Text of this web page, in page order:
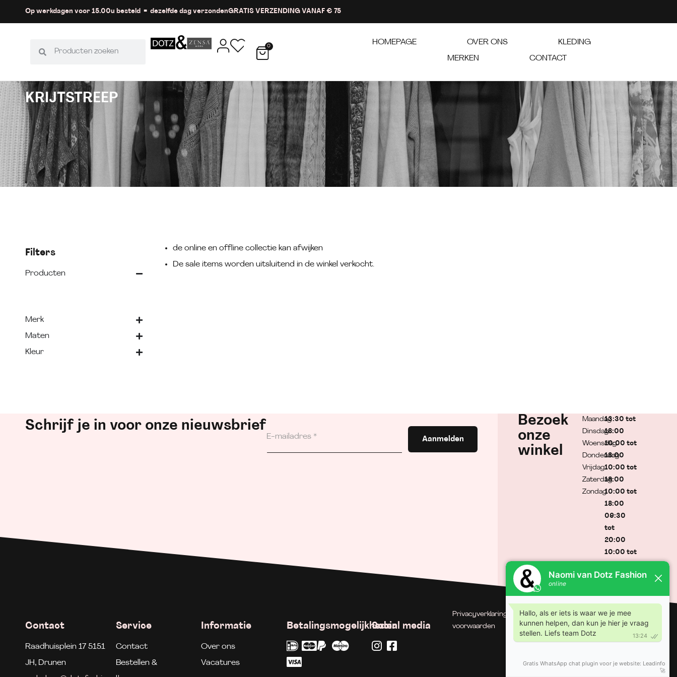
Op werkdagen voor 15.00u besteld = dezelfde dag verzondenGRATIS VERZENDING VANAF € 75
0 HOMEPAGE OVER ONS
KLEDING
MERKEN
CONTACT
KRIJTSTREEP
Filters
Producten
Merk
Maten
Kleur
de online en offline collectie kan afwijken
De sale items worden uitsluitend in de winkel verkocht.
Schrijf je in voor onze nieuwsbrief
Aanmelden
Bezoek
onze
winkel
Maandag
Dinsdag
Woensdag
Donderdag
Vrijdag
Zaterdag
Zondag
13:30 tot
18:00
10:00 tot
18:00
10:00 tot
18:00
10:00 tot
18:00
09:30
tot
20:00
10:00 tot
Gesloten
Contact
Raadhuisplein 17 5151
JH, Drunen
Service
Contact
Bestellen &
Informatie
Over ons
Vacatures
BetalingsmogelijkhedenSocial media
Privacyverklaring
| Algemene
voorwaarden
© Dotz Fashion | Gerealiseerd
door Minty Media